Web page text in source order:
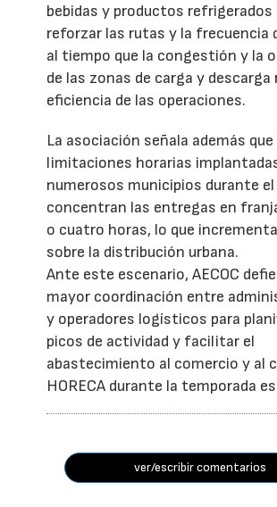
bebidas y productos refrigerados
reforzar las rutas y la frecuencia
al tiempo que la congestión y la
de las zonas de carga y descarga
eficiencia de las operaciones.
La asociación señala además que
limitaciones horarias
numerosos municipios durante
concentran las entregas en
o cuatro horas, lo que
sobre la distribución urbana.
Ante este escenario, AECOC
mayor coordinación entre
y operadores logísticos para
picos de actividad y facilitar el
abastecimiento al comercio y al
HORECA durante la temporada
ver/escribir comentarios